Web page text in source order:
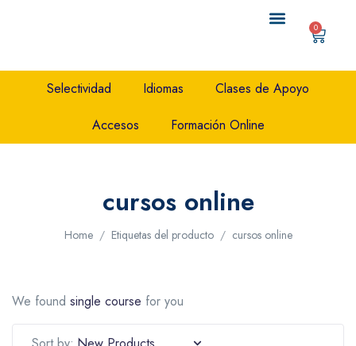
0
Selectividad Idiomas
Clases de Apoyo
Accesos
Formación Online
cursos online
Home Etiquetas del producto cursos online
We found single course for you